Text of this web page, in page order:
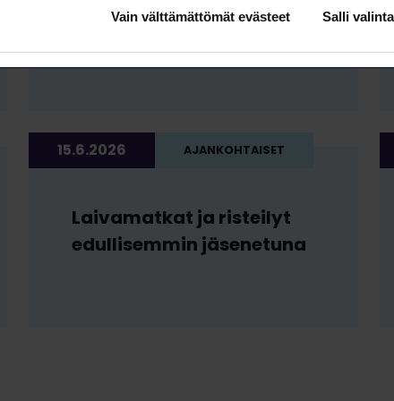
Vain välttämättömät evästeet Salli valinta
tulevaisuuden ohjelma
päivitetty
15.6.2026 AJANKOHTAISET
Laivamatkat ja risteilyt
edullisemmin jäsenetuna